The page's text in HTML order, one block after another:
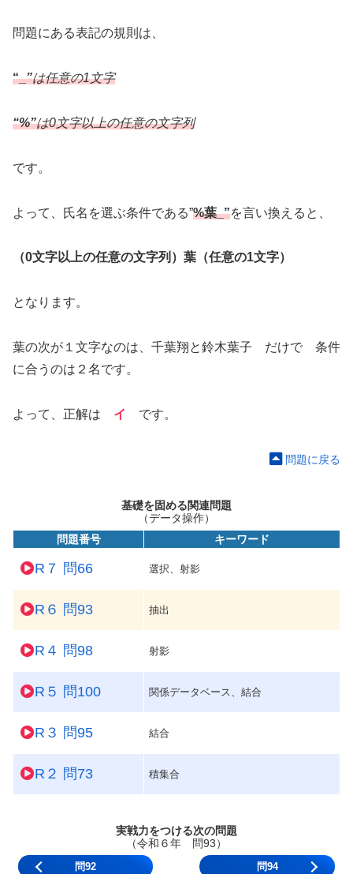
問題にある表記の規則は、
“_”は任意の1文字
“%”は0文字以上の任意の文字列
です。
よって、氏名を選ぶ条件である”%葉_”を言い換えると、
（0文字以上の任意の文字列）葉（任意の1文字）
となります。
葉の次が１文字なのは、千葉翔と鈴木葉子 だけで 条件
に合うのは２名です。
よって、正解は イ です。
問題に戻る
基礎を固める関連問題
（データ操作）
問題番号
キーワード
R７ 問66 選択、射影
R６ 問93 抽出
R４ 問98 射影
R５ 問100 関係データベース、結合
R３ 問95 結合
R２ 問73 積集合
実戦力をつける次の問題
（令和６年 問93）
問92 問94